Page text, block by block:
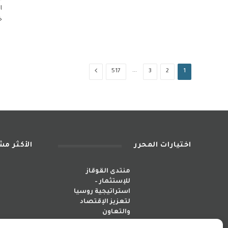
1
2
3
…
517 التالي
اختيارات المحرر
منتدى القوقاز
للإستثمار –
استراتيجية روسيا
لتعزيز الإقتصاد
والتعاون
الأكثر